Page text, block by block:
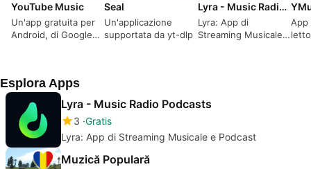
YouTube Music
Un'app gratuita per
Android, di Google
Seal
Un'applicazione
supportata da yt-dlp
Lyra - Music Radio Podcasts
Lyra: App di
Streaming Musicale e
App
Esplora Apps
Lyra - Music Radio Podcasts
3 Gratis
Lyra: App di Streaming Musicale e Podcast
Muzică Populară